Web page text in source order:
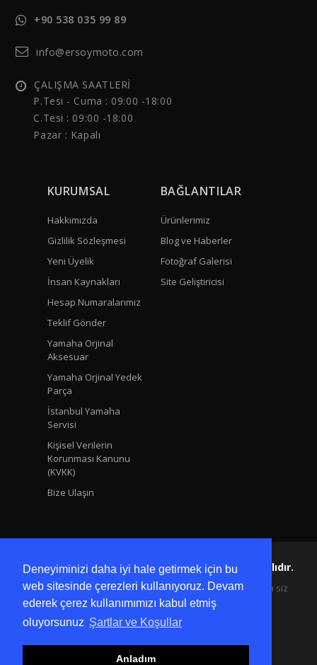
Deneyiminizi daha iyi hale getirmek için bu
web sitesinde çerezleri kullanıyoruz. Devam
ederek çerez kullanımımızı kabul etmiş
oluyorsunuz Şartlar ve Koşullar
Anladım
+90 538 035 99 89
info@ersoymoto.com
ÇALIŞMA SAATLERİ
P.Tesi - Cuma : 09:00 -18:00
C.Tesi : 09:00 -18:00
Pazar : Kapalı
KURUMSAL
Hakkımızda
Gizlilik Sözleşmesi
Yeni Üyelik
İnsan Kaynakları
Hesap Numaralarımız
Teklif Gönder
Yamaha Orjinal
Aksesuar
Yamaha Orjinal Yedek
Parça
İstanbul Yamaha
Servisi
Kişisel Verilerin
Korunması Kanunu
(KVKK)
Bize Ulaşın
BAĞLANTILAR
Ürünlerimiz
Blog ve Haberler
Fotoğraf Galerisi
Site Geliştiricisi
Yamaha Ersoy Copyright © 2024 Tüm Hakları Saklıdır.
Kişisel bilgilerinize sadece siz ulaşabilir ve onları yalnızca siz
değiştirebilirsiniz, üçüncü şahısların erişimlerine izin
verilmemektedir.